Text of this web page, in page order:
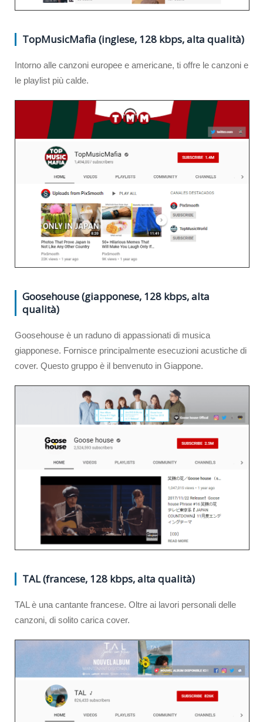
TopMusicMafia (inglese, 128 kbps, alta qualità)
Intorno alle canzoni europee e americane, ti offre le canzoni e
le playlist più calde.
Goosehouse (giapponese, 128 kbps, alta
qualità)
Goosehouse è un raduno di appassionati di musica
giapponese. Fornisce principalmente esecuzioni acustiche di
cover. Questo gruppo è il benvenuto in Giappone.
TAL (francese, 128 kbps, alta qualità)
TAL è una cantante francese. Oltre ai lavori personali delle
canzoni, di solito carica cover.